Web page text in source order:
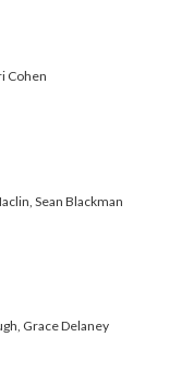
Cohen
Sean Blackman
Grace Delaney